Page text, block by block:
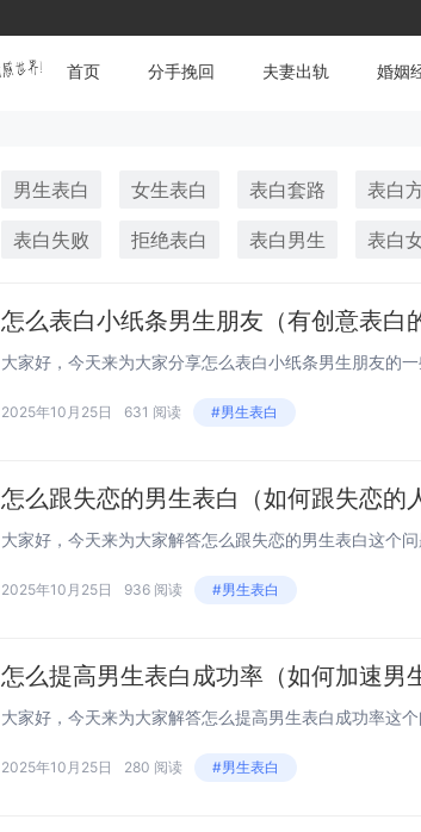
首页 分手挽回 夫妻出轨 婚姻
男生表白 女生表白 表白套路 表白
表白失败 拒绝表白 表白男生 表白
怎么表白小纸条男生朋友（有创意表白
2025年10月25日 631 阅读 #男生表白
怎么跟失恋的男生表白（如何跟失恋的
2025年10月25日 936 阅读 #男生表白
怎么提高男生表白成功率（如何加速男
2025年10月25日 280 阅读 #男生表白